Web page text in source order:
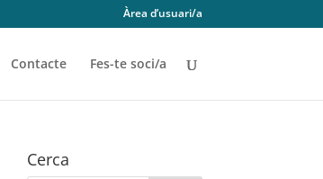
Àrea d’usuari/a
Contacte Fes-te soci/a
Cerca